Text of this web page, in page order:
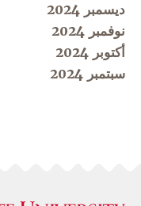
ديسمبر 2024
نوفمبر 2024
أكتوبر 2024
سبتمبر 2024